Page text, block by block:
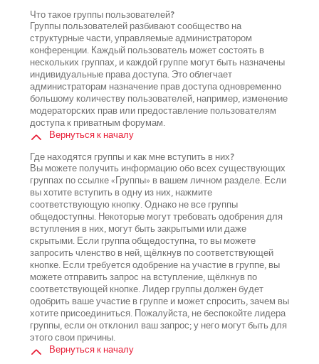
Что такое группы пользователей?
Группы пользователей разбивают сообщество на
структурные части, управляемые администратором
конференции. Каждый пользователь может состоять в
нескольких группах, и каждой группе могут быть назначены
индивидуальные права доступа. Это облегчает
администраторам назначение прав доступа одновременно
большому количеству пользователей, например, изменение
модераторских прав или предоставление пользователям
доступа к приватным форумам.
Вернуться к началу
Где находятся группы и как мне вступить в них?
Вы можете получить информацию обо всех существующих
группах по ссылке «Группы» в вашем личном разделе. Если
вы хотите вступить в одну из них, нажмите
соответствующую кнопку. Однако не все группы
общедоступны. Некоторые могут требовать одобрения для
вступления в них, могут быть закрытыми или даже
скрытыми. Если группа общедоступна, то вы можете
запросить членство в ней, щёлкнув по соответствующей
кнопке. Если требуется одобрение на участие в группе, вы
можете отправить запрос на вступление, щёлкнув по
соответствующей кнопке. Лидер группы должен будет
одобрить ваше участие в группе и может спросить, зачем вы
хотите присоединиться. Пожалуйста, не беспокойте лидера
группы, если он отклонил ваш запрос; у него могут быть для
этого свои причины.
Вернуться к началу